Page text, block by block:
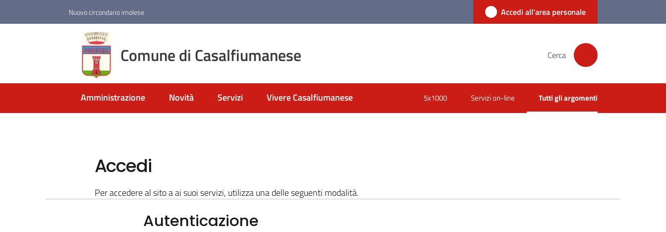
Nuovo circondario imolese Accedi all'area personale
Comune di Casalfiumanese Cerca
Amministrazione Novità Servizi Vivere Casalfiumanese 5x1000 Servizi on-line Tutti gli argomenti
Menu selezionato
Accedi
Per accedere al sito a ai suoi servizi, utilizza una delle seguenti modalità.
Autenticazione